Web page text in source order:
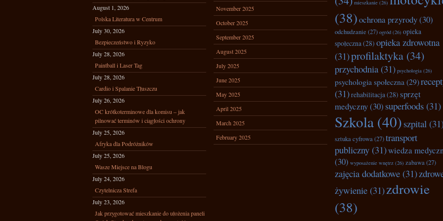
August 1, 2026
Polska Literatura w Centrum
July 30, 2026
Bezpieczeństwo i Ryzyko
July 28, 2026
Paintball i Laser Tag
July 28, 2026
Cardio i Spalanie Tłuszczu
July 26, 2026
OC krótkoterminowe dla komisu – jak
pilnować terminów i ciągłości ochrony
July 25, 2026
Afryka dla Podróżników
July 25, 2026
Wasze Miejsce na Blogu
July 24, 2026
Czytelnicza Strefa
July 23, 2026
Jak przygotować mieszkanie do ułożenia paneli
November 2025
October 2025
September 2025
August 2025
July 2025
June 2025
May 2025
April 2025
March 2025
February 2025
mieszkanie (26)
(38)ochrona przyrody(30)
odchudzanie (27) ogród (26) opieka
społeczna(28) opieka zdrowotna
(31)profilaktyka (34)
przychodnia(31) psychologia (26)
psychologia społeczna (29)
(31)rehabilitacja(28) sprzęt
medyczny(30) superfoods (31)
Szkola (40) szpital
sztuka cyfrowa(27)transport
publiczny (31)wiedza
(30) wyposażenie wnętrz (26) zabawa(27)
zajęcia dodatkowe (31)
żywienie (31)zdrowie
(38)